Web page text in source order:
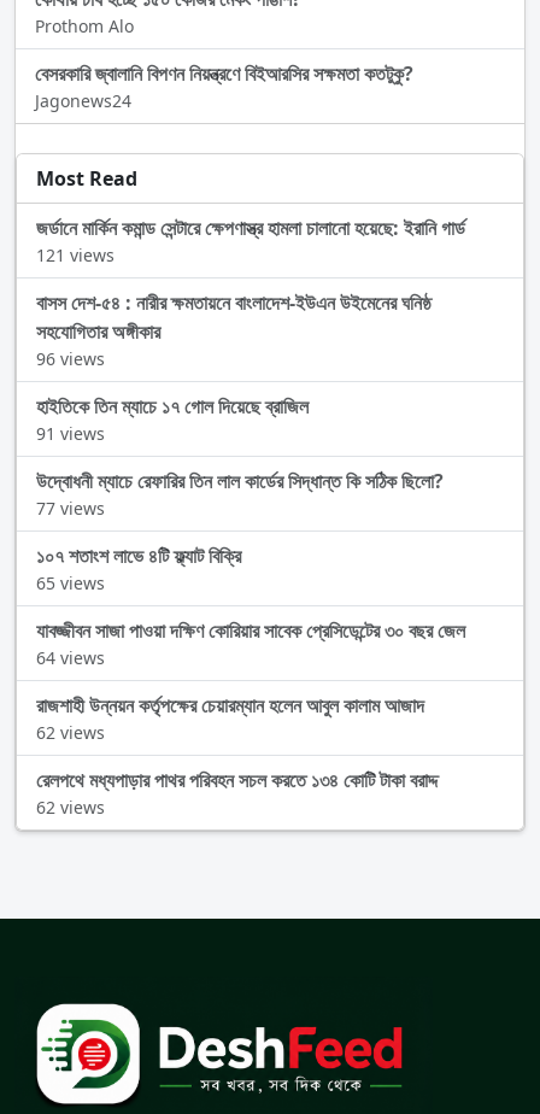
Prothom Alo
বেসরকারি জ্বালানি বিপণন নিয়ন্ত্রণে বিইআরসির সক্ষমতা কতটুকু?
Jagonews24
Most Read
জর্ডানে মার্কিন কমান্ড সেন্টারে ক্ষেপণাস্ত্র হামলা চালানো হয়েছে: ইরানি গার্ড
121 views
বাসস দেশ-৫৪ : নারীর ক্ষমতায়নে বাংলাদেশ-ইউএন উইমেনের ঘনিষ্ঠ
সহযোগিতার অঙ্গীকার
96 views
হাইতিকে তিন ম্যাচে ১৭ গোল দিয়েছে ব্রাজিল
91 views
উদ্বোধনী ম্যাচে রেফারির তিন লাল কার্ডের সিদ্ধান্ত কি সঠিক ছিলো?
77 views
১০৭ শতাংশ লাভে ৪টি ফ্ল্যাট বিক্রি
65 views
যাবজ্জীবন সাজা পাওয়া দক্ষিণ কোরিয়ার সাবেক প্রেসিডেন্টের ৩০ বছর জেল
64 views
রাজশাহী উন্নয়ন কর্তৃপক্ষের চেয়ারম্যান হলেন আবুল কালাম আজাদ
62 views
রেলপথে মধ্যপাড়ার পাথর পরিবহন সচল করতে ১৩৪ কোটি টাকা বরাদ্দ
62 views